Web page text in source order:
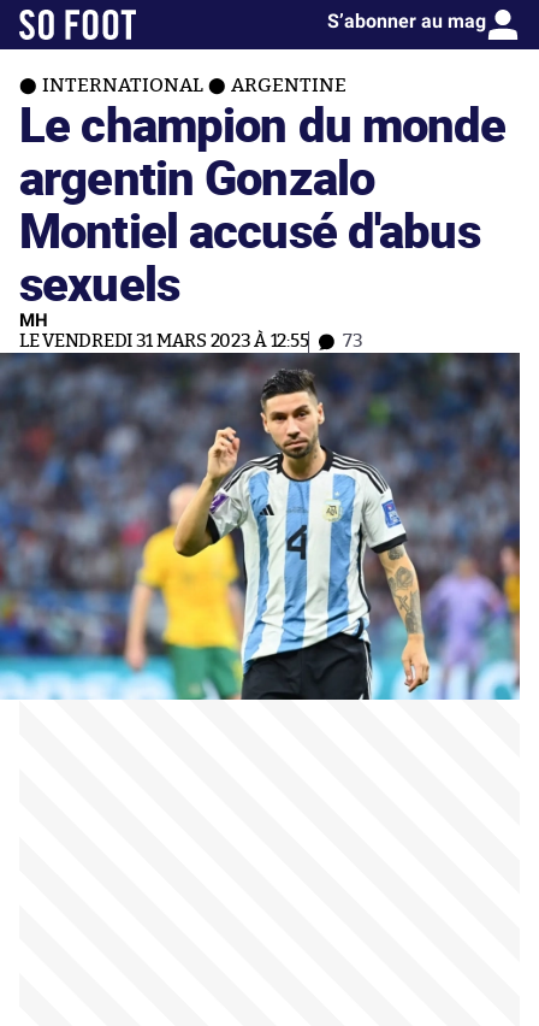
S’abonner au mag
INTERNATIONAL ARGENTINE
Le champion du monde
argentin Gonzalo
Montiel accusé d'abus
sexuels
MH
LE VENDREDI 31 MARS 2023 À 12:55 73